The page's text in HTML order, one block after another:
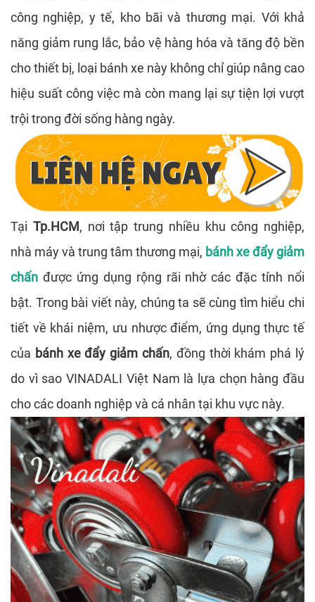
công nghiệp, y tế, kho bãi và thương mại. Với khả
năng giảm rung lắc, bảo vệ hàng hóa và tăng độ bền
cho thiết bị, loại bánh xe này không chỉ giúp nâng cao
hiệu suất công việc mà còn mang lại sự tiện lợi vượt
trội trong đời sống hàng ngày.
Tại Tp.HCM, nơi tập trung nhiều khu công nghiệp,
nhà máy và trung tâm thương mại, bánh xe đẩy giảm
chấn được ứng dụng rộng rãi nhờ các đặc tính nổi
bật. Trong bài viết này, chúng ta sẽ cùng tìm hiểu chi
tiết về khái niệm, ưu nhược điểm, ứng dụng thực tế
của bánh xe đẩy giảm chấn, đồng thời khám phá lý
do vì sao VINADALI Việt Nam là lựa chọn hàng đầu
cho các doanh nghiệp và cá nhân tại khu vực này.